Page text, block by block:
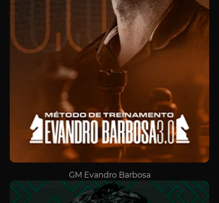
GM Evandro Barbosa